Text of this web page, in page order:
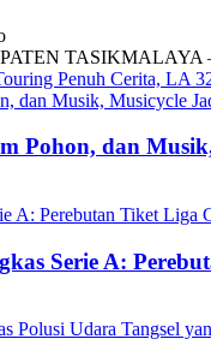
TASIKMALAYA –
Penuh Cerita, LA
dan Musik, Musicycle
Pohon, dan
A: Perebutan Tiket
Serie A:
Polusi Udara Tangsel